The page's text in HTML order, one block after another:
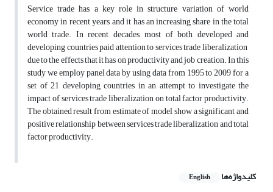
Service trade has a key role in structure variation of world
economy in recent years, and it has an increasing share in the total
world trade. In recent decades, most of both developed and
developing countries paid attention to services trade liberalization
due to the effects that it has on productivity and job creation. In this
study we employ panel data by using data from 1995 to 2009 for a
set of 21 developing countries in an attempt to investigate the
impact of services trade liberalization on total factor productivity.
The obtained result from estimate of model show a significant and
positive relationship between services trade liberalization and total
factor productivity.
کلیدواژه‌ها English